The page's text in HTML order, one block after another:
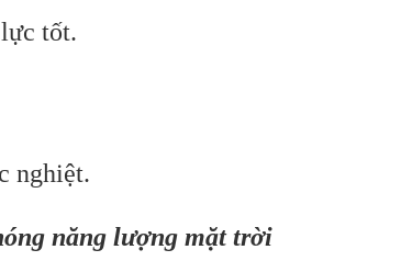
tốt.
nghiệt.
năng lượng mặt trời